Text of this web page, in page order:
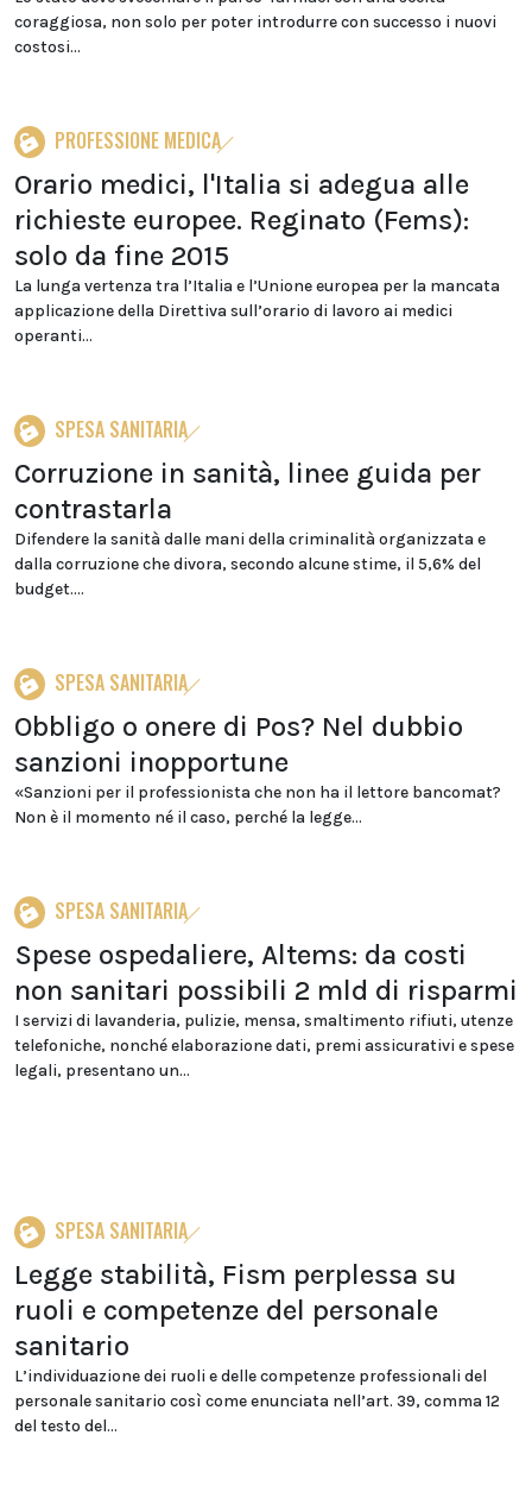
coraggiosa, non solo per poter introdurre con successo i nuovi
costosi...
PROFESSIONE MEDICA
Orario medici, l'Italia si adegua alle
richieste europee. Reginato (Fems):
solo da fine 2015
La lunga vertenza tra l’Italia e l’Unione europea per la mancata
applicazione della Direttiva sull’orario di lavoro ai medici
operanti...
SPESA SANITARIA
Corruzione in sanità, linee guida per
contrastarla
Difendere la sanità dalle mani della criminalità organizzata e
dalla corruzione che divora, secondo alcune stime, il 5,6% del
budget....
SPESA SANITARIA
Obbligo o onere di Pos? Nel dubbio
sanzioni inopportune
«Sanzioni per il professionista che non ha il lettore bancomat?
Non è il momento né il caso, perché la legge...
SPESA SANITARIA
Spese ospedaliere, Altems: da costi
non sanitari possibili 2 mld di risparmi
I servizi di lavanderia, pulizie, mensa, smaltimento rifiuti, utenze
telefoniche, nonché elaborazione dati, premi assicurativi e spese
legali, presentano un...
SPESA SANITARIA
Legge stabilità, Fism perplessa su
ruoli e competenze del personale
sanitario
L’individuazione dei ruoli e delle competenze professionali del
personale sanitario così come enunciata nell’art. 39, comma 12
del testo del...